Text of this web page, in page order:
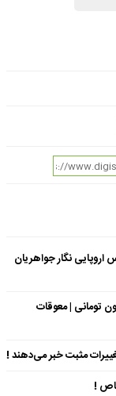
نگار جواهریان
اجتماعی چشم انتظار معوقات 4 میلیون تومانی | معوقات
!